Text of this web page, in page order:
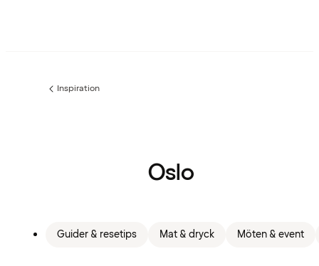
Föregående
Inspiration
Oslo
Guider & resetips Mat & dryck Möten & event